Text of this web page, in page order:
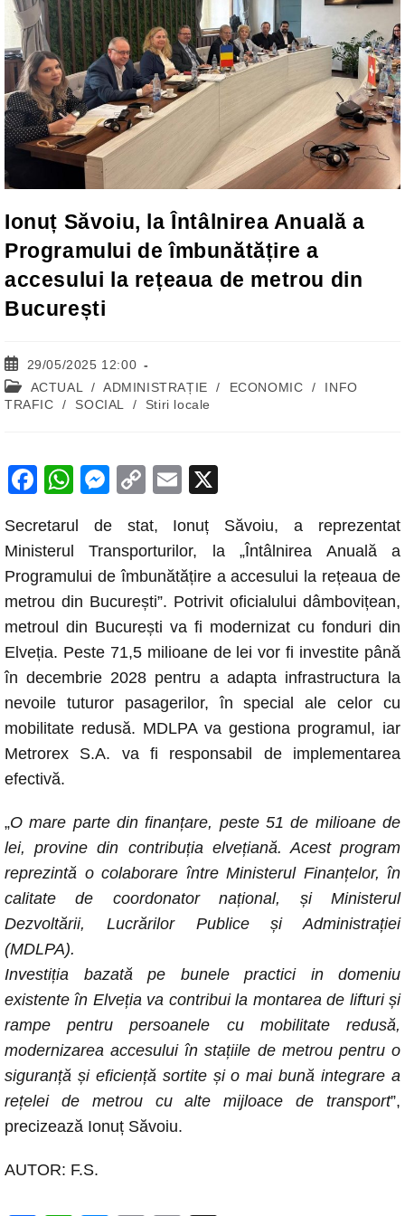
Ionuț Săvoiu, la Întâlnirea Anuală a
Programului de îmbunătățire a
accesului la rețeaua de metrou din
București
Post
published:
29/05/2025 12:00
Post
category:
ACTUAL / ADMINISTRAȚIE / ECONOMIC /
INFO
TRAFIC
/ SOCIAL / Stiri locale
F
c
e
b
o
o
k
W
at
s
A
p
p
M
ss
e
n
g
er
C
p
y
Li
n
k
E
ail
Secretarul de stat, Ionuț Săvoiu, a reprezentat
Ministerul Transporturilor, la „Întâlnirea Anuală a
Programului de îmbunătățire a accesului la rețeaua de
metrou din București”. Potrivit oficialului dâmbovițean,
metroul din București va fi modernizat cu fonduri din
Elveția. Peste 71,5 milioane de lei vor fi investite până
în decembrie 2028 pentru a adapta infrastructura la
nevoile tuturor pasagerilor, în special ale celor cu
mobilitate redusă. MDLPA va gestiona programul, iar
Metrorex S.A. va fi responsabil de implementarea
efectivă.
„O mare parte din finanțare, peste 51 de milioane de
lei, provine din contribuția elvețiană. Acest program
reprezintă o colaborare între Ministerul Finanțelor, în
calitate de coordonator național, și Ministerul
Dezvoltării, Lucrărilor Publice și Administrației
(MDLPA).
Investiția bazată pe bunele practici in domeniu
existente în Elveția va contribui la montarea de lifturi și
rampe pentru persoanele cu mobilitate redusă,
modernizarea accesului în stațiile de metrou pentru o
siguranță și eficiență sortite și o mai bună integrare a
rețelei de metrou cu alte mijloace de transport”,
precizează Ionuț Săvoiu.
AUTOR: F.S.